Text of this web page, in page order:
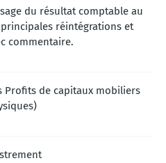
du résultat comptable au
réintégrations et
commentaire.
Profits de capitaux mobiliers